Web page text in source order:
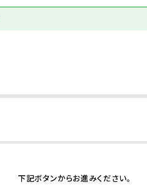
下記ボタンからお進みください。